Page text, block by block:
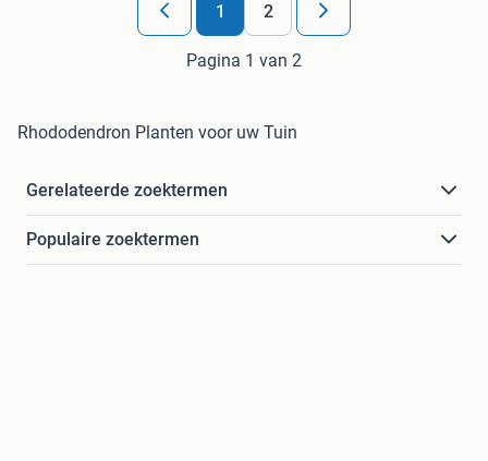
1 2
Pagina 1 van 2
Rhododendron Planten voor uw Tuin
Gerelateerde zoektermen
Populaire zoektermen